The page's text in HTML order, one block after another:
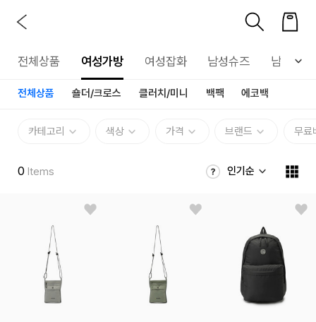
전체상품 여성가방 여성잡화 남성슈즈 남성가방
전체상품 숄더/크로스 클러치/미니 백팩 에코백
카테고리 색상 가격 브랜드 무료
0 Items 인기순